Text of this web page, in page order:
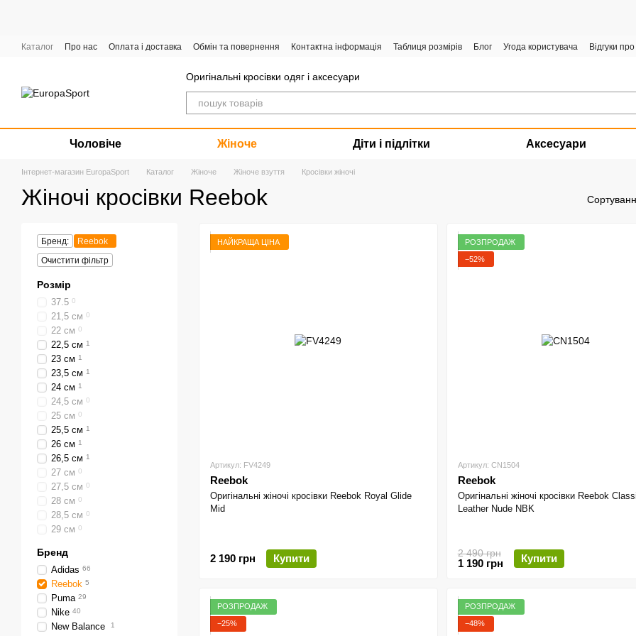
Каталог Про нас Оплата і доставка Обмін та повернення Контактна інформація Таблиця розмірів Блог Угода користувача
Відгуки
Оригінальні кросівки одяг і аксесуари
Чоловіче Жіноче Діти і підлітки Аксесуари
Інтернет-магазин EuropaSport Каталог Жіноче Жіноче взуття Кросівки жіночі
Жіночі кросівки Reebok
НАЙКРАЩА ЦІНА
Артикул: FV4249
Reebok
Оригінальні жіночі кросівки Reebok Royal Glide
Mid
2 190 грн Купити
РОЗПРОДАЖ
−52%
Артикул: CN1504
Reebok
Оригінальні жіночі кросівки Reebok
Leather Nude NBK
2 490 грн
1 190 грн Купити
РОЗПРОДАЖ
−25%
РОЗПРОДАЖ
−48%
Бренд:
Reebok
Очистити фільтр
Розмір
37.5 0
21,5 см 0
22 см 0
22,5 см 1
23 см 1
23,5 см 1
24 см 1
24,5 см 0
25 см 0
25,5 см 1
26 см 1
26,5 см 1
27 см 0
27,5 см 0
28 см 0
28,5 см 0
29 см 0
Бренд
Adidas 66
Reebok 5
Puma 29
Nike 40
New Balance 1